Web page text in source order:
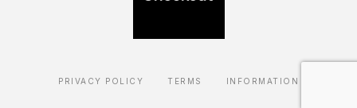
PRIVACY POLICY TERMS INFORMATION